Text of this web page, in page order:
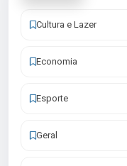
Cultura e Lazer
Economia
Esporte
Geral